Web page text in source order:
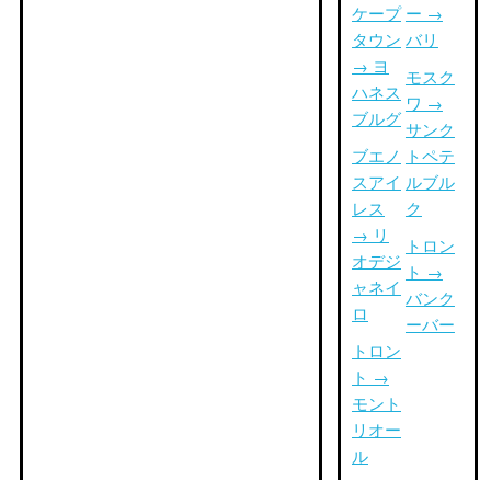
ケープ
タウン
→ ヨ
ハネス
ブルグ
ブエノ
スアイ
レス
→ リ
オデジ
ャネイ
ロ
トロン
ト →
モント
リオー
ル
ー →
バリ
モスク
ワ →
サンク
トペテ
ルブル
ク
トロン
ト →
バンク
ーバー